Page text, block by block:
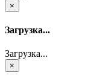
×
Загрузка...
Загрузка...
×